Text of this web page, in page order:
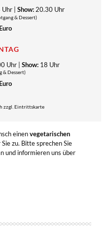
| Show:20.30 Uhr
& Dessert)
Uhr | Show: 18 Uhr
& Dessert)
zzgl. Eintrittskarte
einenvegetarischen
Sie zu. Bitte sprechen Sie
und informieren uns über